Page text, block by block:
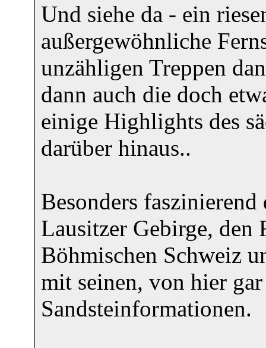
Und siehe da - ein
außergewöhnliche
unzähligen Treppen
dann auch die doch
einige Highlights des
darüber hinaus..
Besonders
Lausitzer Gebirge, den
Böhmischen Schweiz
mit seinen, von hier
Sandsteinformationen.